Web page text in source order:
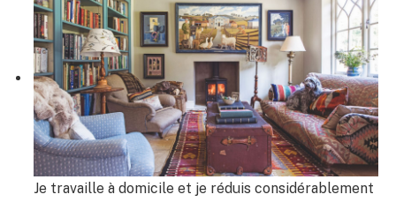
Je travaille à domicile et je réduis considérablement